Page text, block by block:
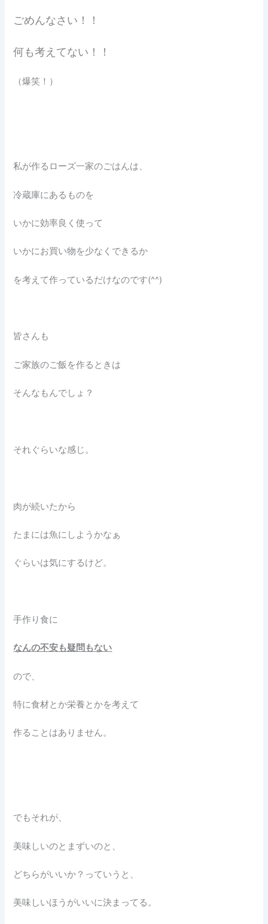
ごめんなさい！！
何も考えてない！！
（爆笑！）
私が作るローズ一家のごはんは、
冷蔵庫にあるものを
いかに効率良く使って
いかにお買い物を少なくできるか
を考えて作っているだけなのです(^^)
皆さんも
ご家族のご飯を作るときは
そんなもんでしょ？
それぐらいな感じ。
肉が続いたから
たまには魚にしようかなぁ
ぐらいは気にするけど。
手作り食に
なんの不安も疑問もない
ので、
特に食材とか栄養とかを考えて
作ることはありません。
でもそれが、
美味しいのとまずいのと、
どちらがいいか？っていうと、
美味しいほうがいいに決まってる。